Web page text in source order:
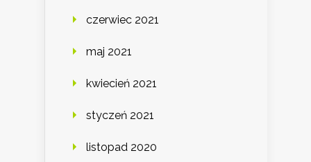
czerwiec 2021
maj 2021
kwiecień 2021
styczeń 2021
listopad 2020